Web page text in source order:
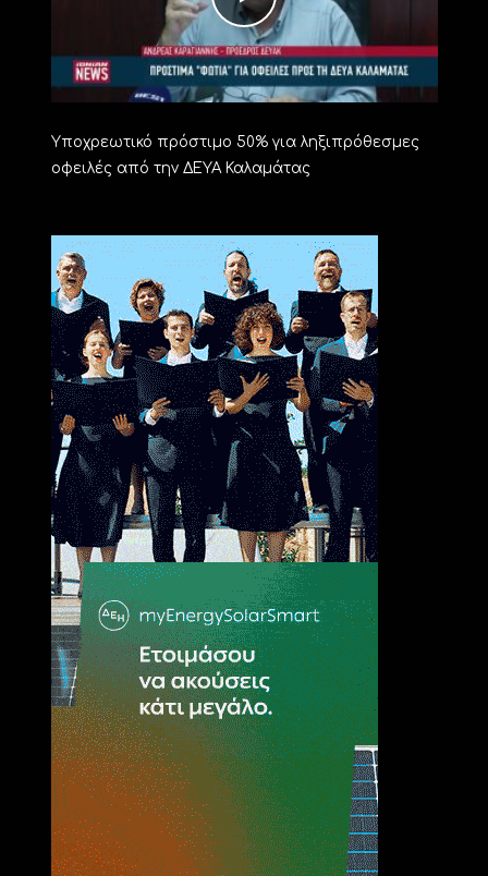
Υποχρεωτικό πρόστιμο 50% για ληξιπρόθεσμες
οφειλές από την ΔΕΥΑ Καλαμάτας